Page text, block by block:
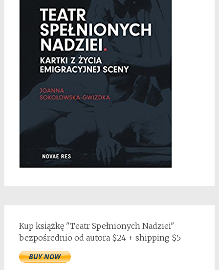
Kup książkę "Teatr Spełnionych Nadziei"
bezpośrednio od autora $24 + shipping $5